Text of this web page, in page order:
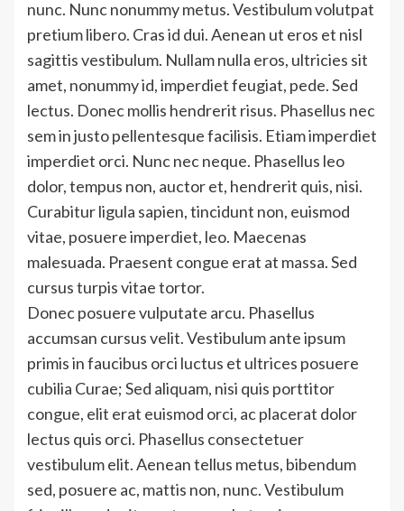
nunc. Nunc nonummy metus. Vestibulum volutpat
pretium libero. Cras id dui. Aenean ut eros et nisl
sagittis vestibulum. Nullam nulla eros, ultricies sit
amet, nonummy id, imperdiet feugiat, pede. Sed
lectus. Donec mollis hendrerit risus. Phasellus nec
sem in justo pellentesque facilisis. Etiam imperdiet
imperdiet orci. Nunc nec neque. Phasellus leo
dolor, tempus non, auctor et, hendrerit quis, nisi.
Curabitur ligula sapien, tincidunt non, euismod
vitae, posuere imperdiet, leo. Maecenas
malesuada. Praesent congue erat at massa. Sed
cursus turpis vitae tortor.
Donec posuere vulputate arcu. Phasellus
accumsan cursus velit. Vestibulum ante ipsum
primis in faucibus orci luctus et ultrices posuere
cubilia Curae; Sed aliquam, nisi quis porttitor
congue, elit erat euismod orci, ac placerat dolor
lectus quis orci. Phasellus consectetuer
vestibulum elit. Aenean tellus metus, bibendum
sed, posuere ac, mattis non, nunc. Vestibulum